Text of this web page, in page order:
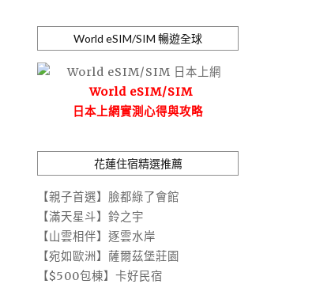
World eSIM/SIM 暢遊全球
World eSIM/SIM
日本上網實測心得與攻略
花蓮住宿精選推薦
【親子首選】臉都綠了會館
【滿天星斗】鈴之宇
【山雲相伴】逐雲水岸
【宛如歐洲】薩爾茲堡莊園
【$500包棟】卡好民宿